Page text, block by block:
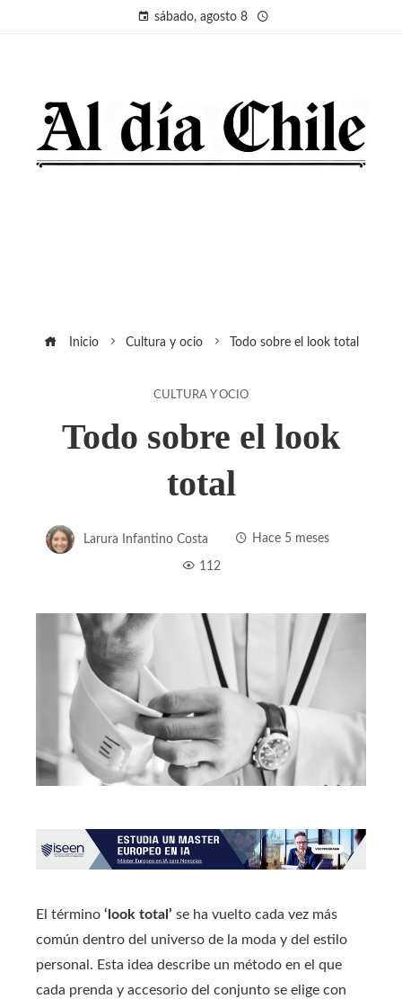
sábado, agosto 8
Inicio Cultura y ocio Todo sobre el look total
CULTURA Y OCIO
Todo sobre el look
total
Larura Infantino Costa Hace 5 meses
112
El término ‘look total’ se ha vuelto cada vez más
común dentro del universo de la moda y del estilo
personal. Esta idea describe un método en el que
cada prenda y accesorio del conjunto se elige con